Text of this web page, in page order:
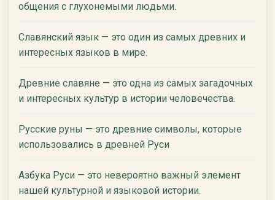
общения с глухонемыми людьми.
Славянский язык — это один из самых древних и
интересных языков в мире.
Древние славяне — это одна из самых загадочных
и интересных культур в истории человечества.
Русские руны — это древние символы, которые
использовались в древней Руси
Азбука Руси — это невероятно важный элемент
нашей культурной и языковой истории.